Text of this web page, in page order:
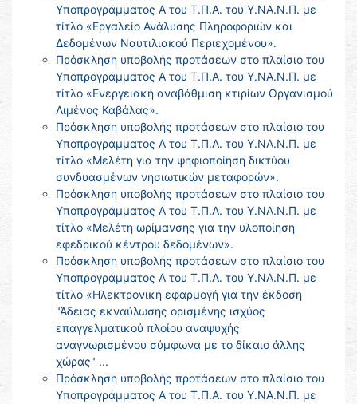
Υποπρογράμματος Α του Τ.Π.Α. του Υ.ΝΑ.Ν.Π. με
τίτλο «Εργαλείο Ανάλυσης Πληροφοριών και
Δεδομένων Ναυτιλιακού Περιεχομένου».
Πρόσκληση υποβολής προτάσεων στο πλαίσιο του
Υποπρογράμματος Α του Τ.Π.Α. του Υ.ΝΑ.Ν.Π. με
τίτλο «Ενεργειακή αναβάθμιση κτιρίων Οργανισμού
Λιμένος Καβάλας».
Πρόσκληση υποβολής προτάσεων στο πλαίσιο του
Υποπρογράμματος Α του Τ.Π.Α. του Υ.ΝΑ.Ν.Π. με
τίτλο «Μελέτη για την ψηφιοποίηση δικτύου
συνδυασμένων νησιωτικών μεταφορών».
Πρόσκληση υποβολής προτάσεων στο πλαίσιο του
Υποπρογράμματος Α του Τ.Π.Α. του Υ.ΝΑ.Ν.Π. με
τίτλο «Μελέτη ωρίμανσης για την υλοποίηση
εφεδρικού κέντρου δεδομένων».
Πρόσκληση υποβολής προτάσεων στο πλαίσιο του
Υποπρογράμματος Α του Τ.Π.Α. του Υ.ΝΑ.Ν.Π. με
τίτλο «Ηλεκτρονική εφαρμογή για την έκδοση
"Άδειας εκναύλωσης ορισμένης ισχύος
επαγγελματικού πλοίου αναψυχής
αναγνωρισμένου σύμφωνα με το δίκαιο άλλης
χώρας" ...
Πρόσκληση υποβολής προτάσεων στο πλαίσιο του
Υποπρογράμματος Α του Τ.Π.Α. του Υ.ΝΑ.Ν.Π. με